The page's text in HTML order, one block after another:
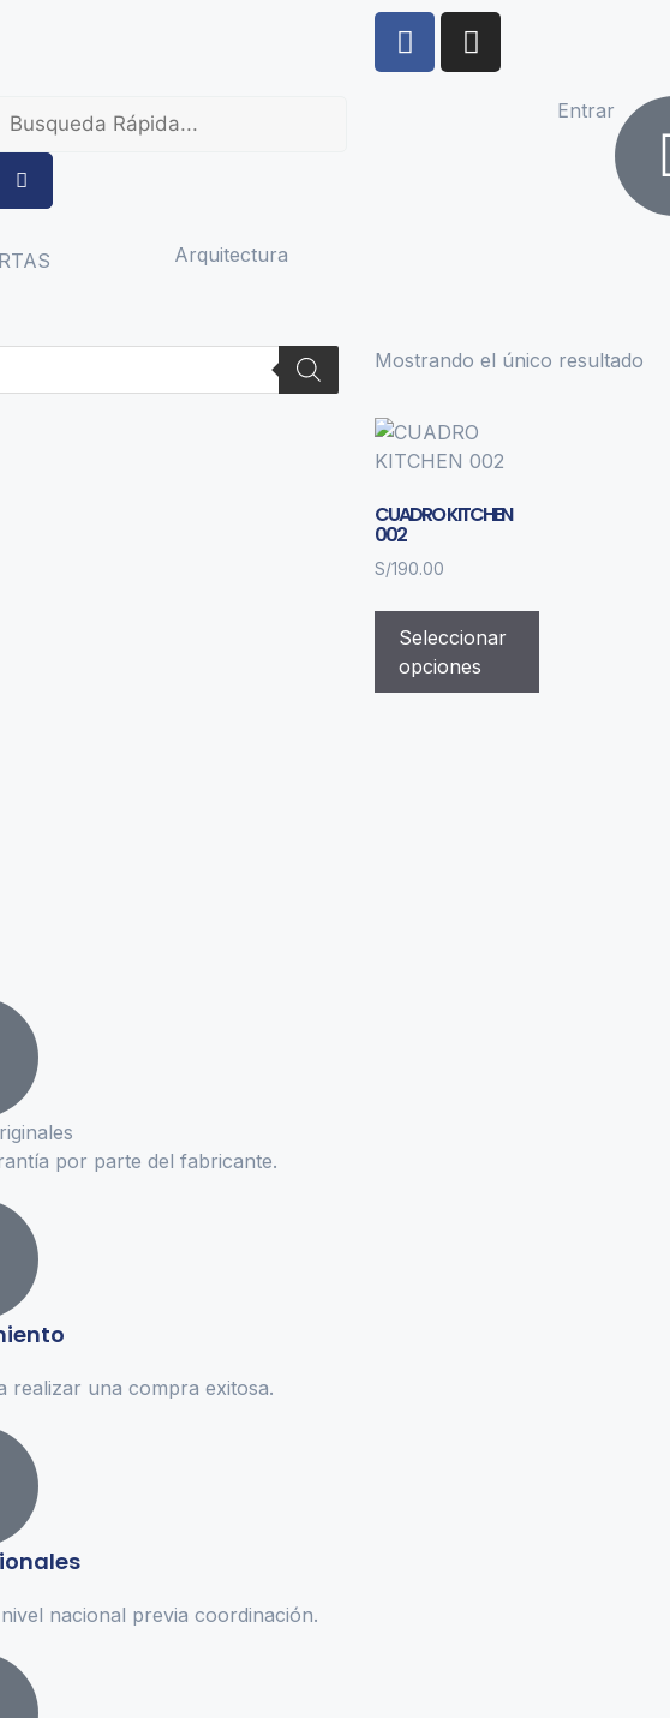
Entrar
Arquitectura
por parte del fabricante.
realizar una compra exitosa.
nacional previa coordinación.
Mostrando el único resultado
CUADRO KITCHEN
002
S/190.00
Seleccionar
opciones